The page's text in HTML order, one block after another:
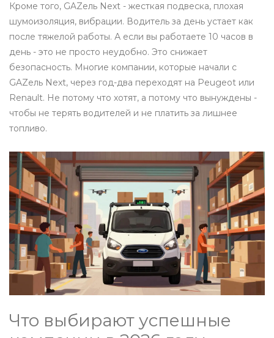
Кроме того, GAZель Next - жесткая подвеска, плохая
шумоизоляция, вибрации. Водитель за день устает как
после тяжелой работы. А если вы работаете 10 часов в
день - это не просто неудобно. Это снижает
безопасность. Многие компании, которые начали с
GAZель Next, через год-два переходят на Peugeot или
Renault. Не потому что хотят, а потому что вынуждены -
чтобы не терять водителей и не платить за лишнее
топливо.
Что выбирают успешные